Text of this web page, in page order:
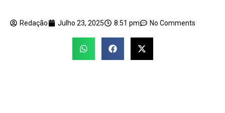
Redação Julho 23, 2025 8:51 pm No Comments